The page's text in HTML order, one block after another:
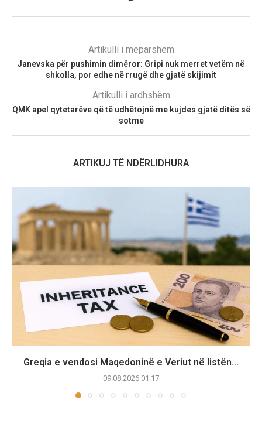
Artikulli i mëparshëm
Janevska për pushimin dimëror: Gripi nuk merret vetëm në
shkolla, por edhe në rrugë dhe gjatë skijimit
Artikulli i ardhshëm
QMK apel qytetarëve që të udhëtojnë me kujdes gjatë ditës së
sotme
ARTIKUJ TË NDËRLIDHURA
Greqia e vendosi Maqedoninë e Veriut në listën...
09.08.2026 01:17